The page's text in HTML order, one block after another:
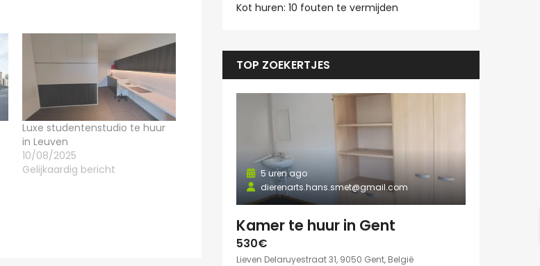
Luxe studentenstudio te huur
in Leuven
10/08/2025
Gelijkaardig bericht
Kot huren: 10 fouten te vermijden
TOP ZOEKERTJES
dierenarts.hans.smet@gmail.com
5 uren ago
Kamer te huur in Gent
530€
Lieven Delaruyestraat 31, 9050 Gent, België